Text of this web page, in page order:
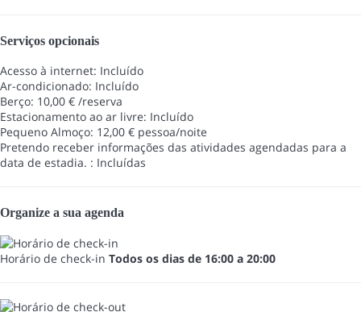
Serviços opcionais
Acesso à internet: Incluído
Ar-condicionado: Incluído
Berço: 10,00 € /reserva
Estacionamento ao ar livre: Incluído
Pequeno Almoço: 12,00 € pessoa/noite
Pretendo receber informações das atividades agendadas para a
data de estadia. : Incluídas
Organize a sua agenda
Horário de check-in Todos os dias de 16:00 a 20:00